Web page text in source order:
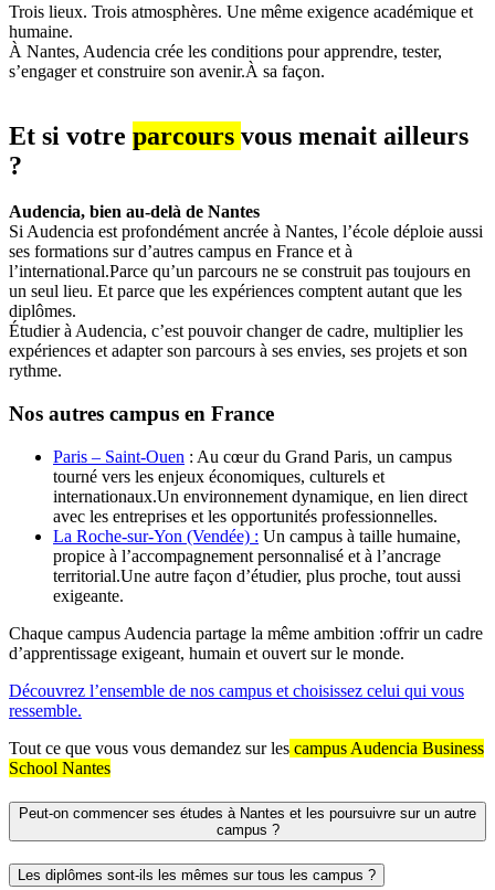
Trois lieux. Trois atmosphères. Une même exigence académique et
humaine.
À Nantes, Audencia crée les conditions pour apprendre, tester,
s’engager et construire son avenir.À sa façon.
Et si votre parcours vous menait ailleurs
?
Audencia, bien au-delà de Nantes
Si Audencia est profondément ancrée à Nantes, l’école déploie aussi
ses formations sur d’autres campus en France et à
l’international.Parce qu’un parcours ne se construit pas toujours en
un seul lieu. Et parce que les expériences comptent autant que les
diplômes.
Étudier à Audencia, c’est pouvoir changer de cadre, multiplier les
expériences et adapter son parcours à ses envies, ses projets et son
rythme.
Nos autres campus en France
Paris – Saint-Ouen : Au cœur du Grand Paris, un campus
tourné vers les enjeux économiques, culturels et
internationaux.Un environnement dynamique, en lien direct
avec les entreprises et les opportunités professionnelles.
La Roche-sur-Yon (Vendée) : Un campus à taille humaine,
propice à l’accompagnement personnalisé et à l’ancrage
territorial.Une autre façon d’étudier, plus proche, tout aussi
exigeante.
Chaque campus Audencia partage la même ambition :offrir un cadre
d’apprentissage exigeant, humain et ouvert sur le monde.
Découvrez l’ensemble de nos campus et choisissez celui qui vous
ressemble.
Tout ce que vous vous demandez sur les campus Audencia Business
School Nantes
Peut-on commencer ses études à Nantes et les poursuivre sur un autre
campus ?
Les diplômes sont-ils les mêmes sur tous les campus ?